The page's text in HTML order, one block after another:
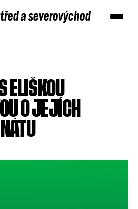
a severovýchod
ELIŠKOU
O JEJÍCH